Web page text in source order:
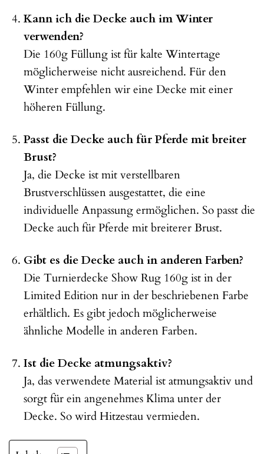
Kann ich die Decke auch im Winter
verwenden?
Die 160g Füllung ist für kalte Wintertage
möglicherweise nicht ausreichend. Für den
Winter empfehlen wir eine Decke mit einer
höheren Füllung.
Passt die Decke auch für Pferde mit breiter
Brust?
Ja, die Decke ist mit verstellbaren
Brustverschlüssen ausgestattet, die eine
individuelle Anpassung ermöglichen. So passt die
Decke auch für Pferde mit breiterer Brust.
Gibt es die Decke auch in anderen Farben?
Die Turnierdecke Show Rug 160g ist in der
Limited Edition nur in der beschriebenen Farbe
erhältlich. Es gibt jedoch möglicherweise
ähnliche Modelle in anderen Farben.
Ist die Decke atmungsaktiv?
Ja, das verwendete Material ist atmungsaktiv und
sorgt für ein angenehmes Klima unter der
Decke. So wird Hitzestau vermieden.